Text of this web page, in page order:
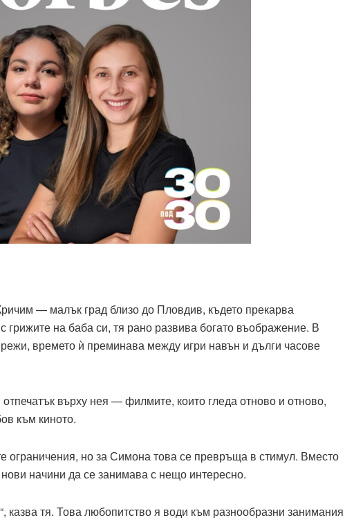
— малък град близо до Пловдив, където прекарва
грижите на баба си, тя рано развива богато въображение. В
времето ѝ преминава между игри навън и дълги часове
върху нея — филмите, които гледа отново и отново,
към киното.
ограничения, но за Симона това се превръща в стимул. Вместо
начини да се занимава с нещо интересно.
казва тя. Това любопитство я води към разнообразни занимания